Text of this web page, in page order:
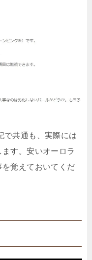
で共通も、実際には
す。安いオーロラ
覚えておいてくだ